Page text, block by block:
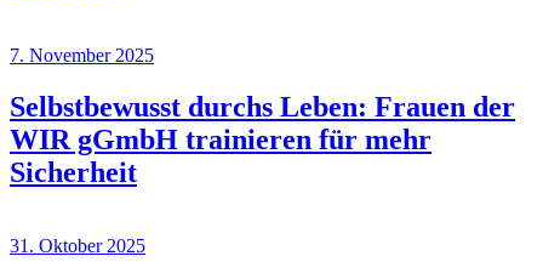
7. November 2025
Selbstbewusst durchs Leben: Frauen der
WIR gGmbH trainieren für mehr
Sicherheit
31. Oktober 2025